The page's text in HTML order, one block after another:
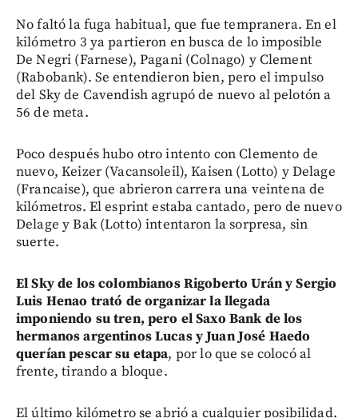
No faltó la fuga habitual, que fue tempranera. En el
kilómetro 3 ya partieron en busca de lo imposible
De Negri (Farnese), Pagani (Colnago) y Clement
(Rabobank). Se entendieron bien, pero el impulso
del Sky de Cavendish agrupó de nuevo al pelotón a
56 de meta.
Poco después hubo otro intento con Clemento de
nuevo, Keizer (Vacansoleil), Kaisen (Lotto) y Delage
(Francaise), que abrieron carrera una veintena de
kilómetros. El esprint estaba cantado, pero de nuevo
Delage y Bak (Lotto) intentaron la sorpresa, sin
suerte.
El Sky de los colombianos Rigoberto Urán y Sergio
Luis Henao trató de organizar la llegada
imponiendo su tren, pero el Saxo Bank de los
hermanos argentinos Lucas y Juan José Haedo
querían pescar su etapa, por lo que se colocó al
frente, tirando a bloque.
El último kilómetro se abrió a cualquier posibilidad.